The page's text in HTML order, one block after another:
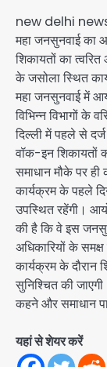
new delhi news
महा जनसुनवाई का
शिकायतों का
के जसोला स्थित
महा जनसुनवाई में
विभिन्न विभागों के
दिल्ली में पहले से
वॉक-इन शिकायतों
समाधान मौके पर ही
कार्यक्रम के पहले
उपस्थित रहेंगी।
की है कि वे इस
अधिकारियों के
कार्यक्रम के दौरान
सुनिश्चित की
कहने और समाधान
यहां से शेयर करें